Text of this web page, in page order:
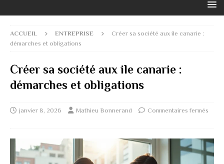
ACCUEIL ENTREPRISE
Créer sa société aux ile canarie :
démarches et obligations
Créer sa société aux ile canarie :
démarches et obligations
janvier 8, 2026 Mathieu Bonnerand Commentaires fermés